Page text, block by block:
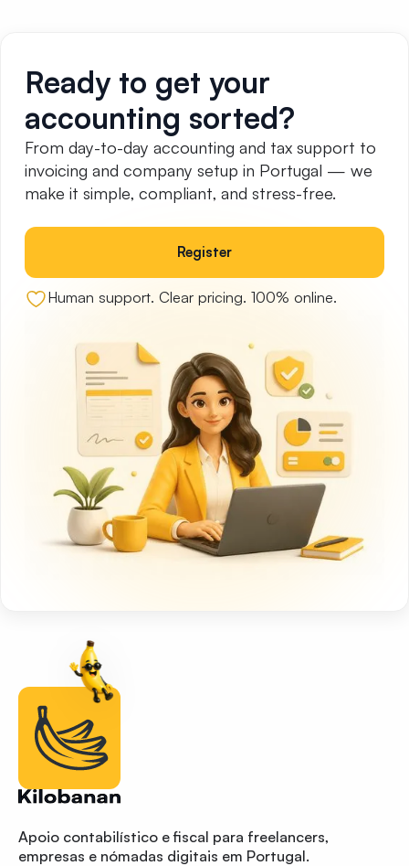
Ready to get your
accounting sorted?
From day-to-day accounting and tax support to
invoicing and company setup in Portugal — we
make it simple, compliant, and stress-free.
Register
Human support. Clear pricing. 100% online.
Apoio contabilístico e fiscal para freelancers,
empresas e nómadas digitais em Portugal.